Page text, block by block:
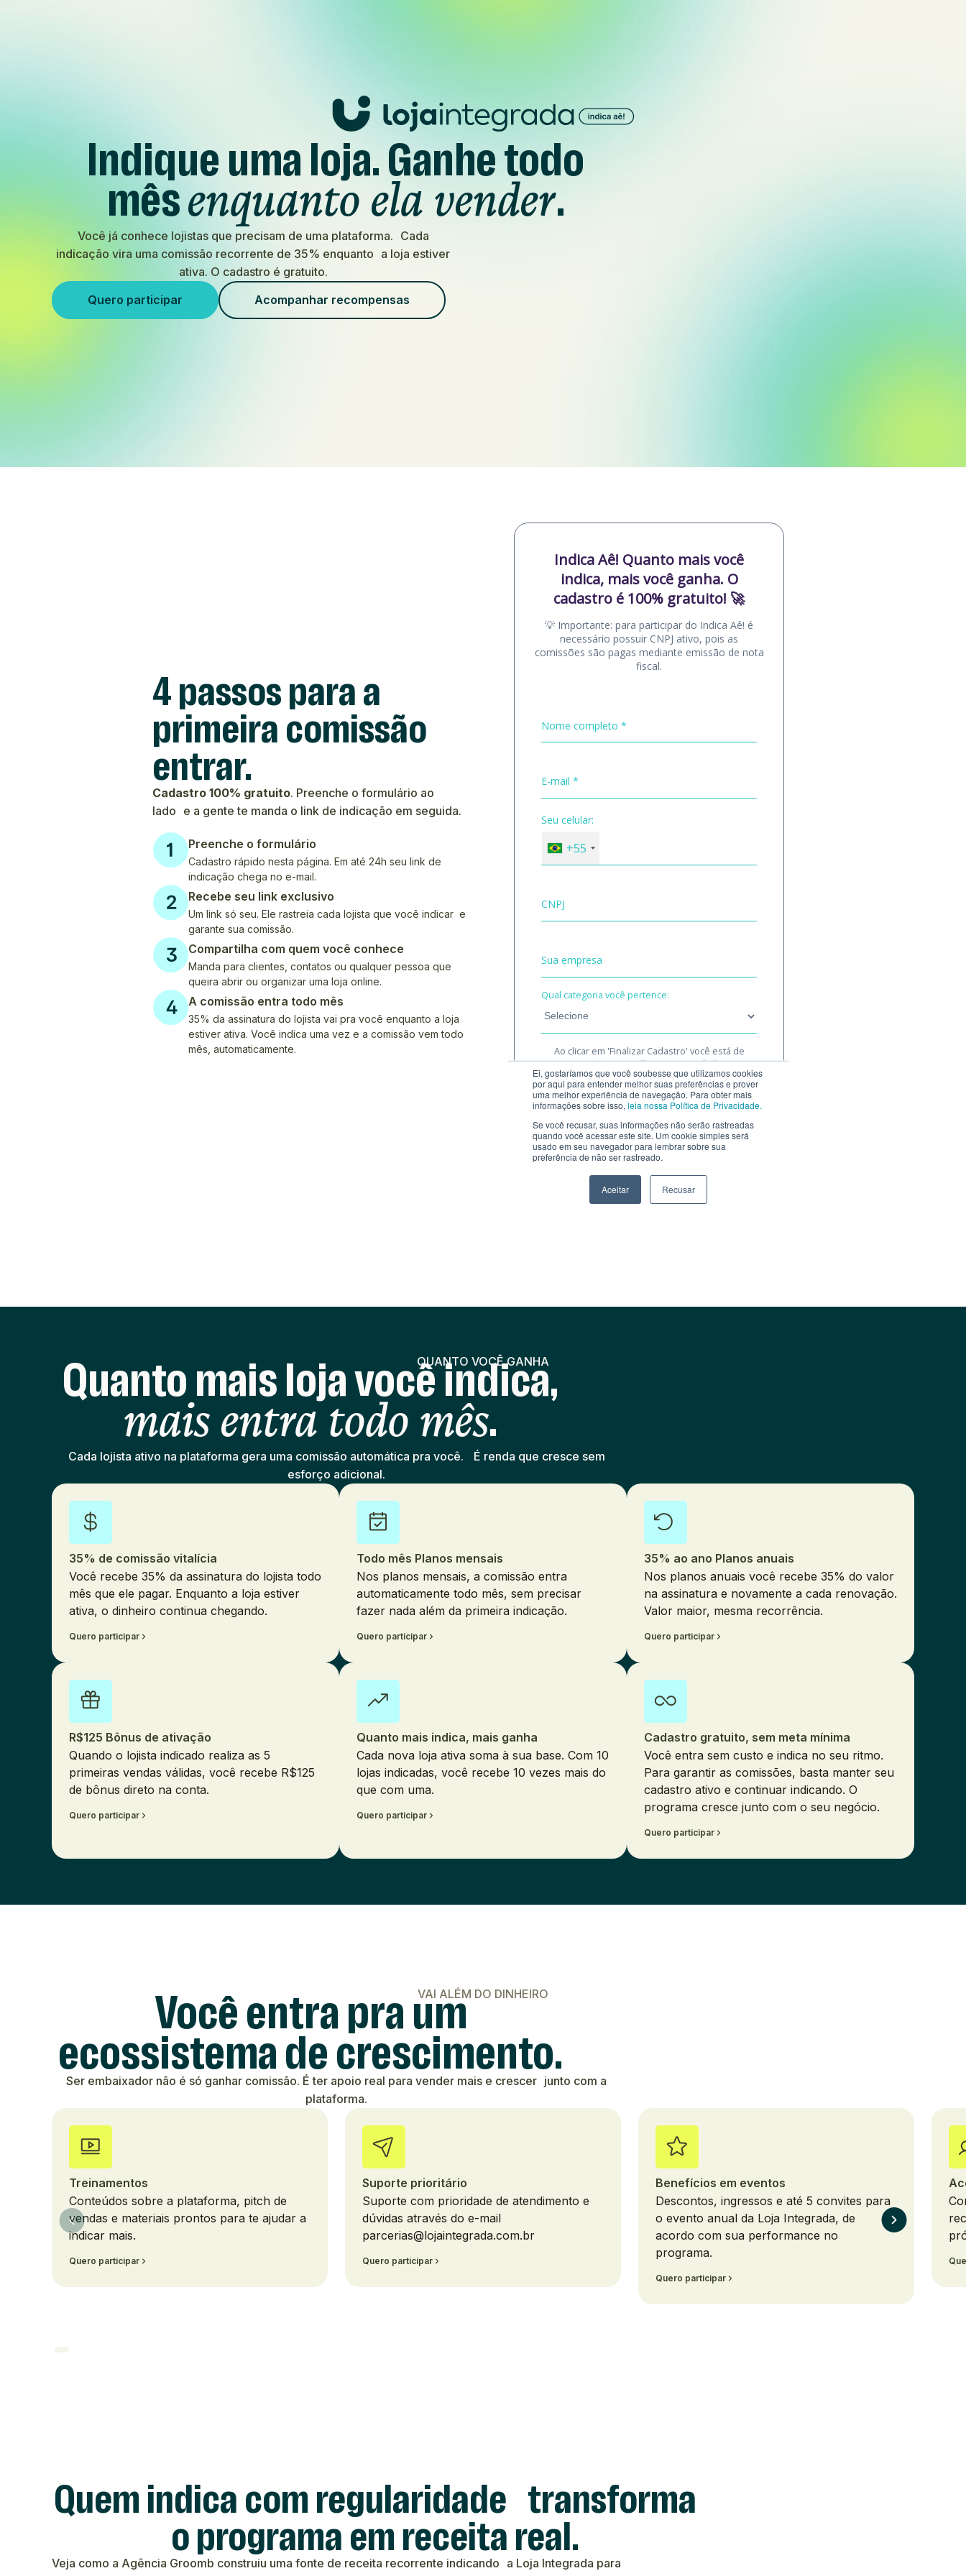
Indique uma loja. Ganhe todo
mêsenquanto ela vender.
Você já conhece lojistas que precisam de uma plataforma. Cada
indicação vira uma comissão recorrente de 35% enquanto a loja estiver
ativa. O cadastro é gratuito.
Quero participar
Acompanhar recompensas
4 passos para a
primeira comissão
entrar.
Cadastro 100% gratuito. Preenche o formulário ao
lado e a gente te manda o link de indicação em seguida.
Preenche o formulário
Cadastro rápido nesta página. Em até 24h seu link de
indicação chega no e-mail.
Recebe seu link exclusivo
Um link só seu. Ele rastreia cada lojista que você indicar e
garante sua comissão.
Compartilha com quem você conhece
Manda para clientes, contatos ou qualquer pessoa que
queira abrir ou organizar uma loja online.
A comissão entra todo mês
35% da assinatura do lojista vai pra você enquanto a loja
estiver ativa. Você indica uma vez e a comissão vem todo
mês, automaticamente.
QUANTO VOCÊ GANHA
Quanto mais loja você indica,
mais entra todo mês.
Cada lojista ativo na plataforma gera uma comissão automática pra você. É renda que cresce sem
esforço adicional.
35% de comissão vitalícia
Você recebe 35% da assinatura do lojista todo
mês que ele pagar. Enquanto a loja estiver
ativa, o dinheiro continua chegando.
Quero participar
Todo mês Planos mensais
Nos planos mensais, a comissão entra
automaticamente todo mês, sem precisar
fazer nada além da primeira indicação.
Quero participar
35% ao ano Planos anuais
Nos planos anuais você recebe 35% do valor
na assinatura e novamente a cada renovação.
Valor maior, mesma recorrência.
Quero participar
R$125 Bônus de ativação
Quando o lojista indicado realiza as 5
primeiras vendas válidas, você recebe R$125
de bônus direto na conta.
Quero participar
Quanto mais indica, mais ganha
Cada nova loja ativa soma à sua base. Com 10
lojas indicadas, você recebe 10 vezes mais do
que com uma.
Quero participar
Cadastro gratuito, sem meta mínima
Você entra sem custo e indica no seu ritmo.
Para garantir as comissões, basta manter seu
cadastro ativo e continuar indicando. O
programa cresce junto com o seu negócio.
Quero participar
VAI ALÉM DO DINHEIRO
Você entra pra um
ecossistema de crescimento.
Ser embaixador não é só ganhar comissão. É ter apoio real para vender mais e crescer junto com a
plataforma.
Treinamentos
Conteúdos sobre a plataforma, pitch de
vendas e materiais prontos para te ajudar a
indicar mais.
Quero participar
Suporte prioritário
Suporte com prioridade de atendimento e
dúvidas através do e-mail
parcerias@lojaintegrada.com.br
Quero participar
Benefícios em eventos
Descontos, ingressos e até 5 convites para
o evento anual da Loja Integrada, de
acordo com sua performance no
programa.
Quero participar
Quem indica com regularidade transforma
o programa em receita real.
Veja como a Agência Groomb construiu uma fonte de receita recorrente indicando a Loja Integrada para